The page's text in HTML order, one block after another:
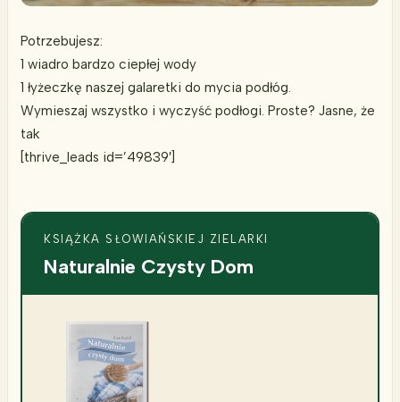
Potrzebujesz:
1 wiadro bardzo ciepłej wody
1 łyżeczkę naszej galaretki do mycia podłóg.
Wymieszaj wszystko i wyczyść podłogi. Proste? Jasne, że
tak
[thrive_leads id=’49839′]
KSIĄŻKA SŁOWIAŃSKIEJ ZIELARKI
Naturalnie Czysty Dom